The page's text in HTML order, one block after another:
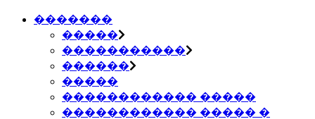
�������
�����
�����������
������
�����
������������ �����
������������ ����� �